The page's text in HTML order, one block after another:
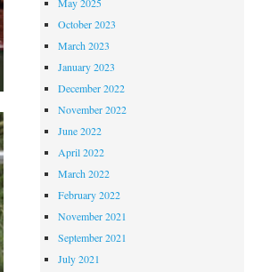
October 2023
March 2023
January 2023
December 2022
November 2022
June 2022
April 2022
March 2022
February 2022
November 2021
September 2021
July 2021